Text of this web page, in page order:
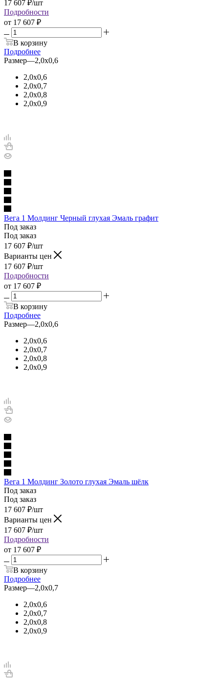
17 607 ₽/шт
Подробности
от 17 607 ₽
В корзину
Подробнее
Размер—2,0х0,6
2,0х0,6
2,0х0,7
2,0х0,8
2,0х0,9
Вега 1 Молдинг Черный глухая Эмаль графит
Под заказ
Под заказ
17 607 ₽/шт
Варианты цен
17 607 ₽/шт
Подробности
от 17 607 ₽
В корзину
Подробнее
Размер—2,0х0,6
2,0х0,6
2,0х0,7
2,0х0,8
2,0х0,9
Вега 1 Молдинг Золото глухая Эмаль шёлк
Под заказ
Под заказ
17 607 ₽/шт
Варианты цен
17 607 ₽/шт
Подробности
от 17 607 ₽
В корзину
Подробнее
Размер—2,0х0,7
2,0х0,6
2,0х0,7
2,0х0,8
2,0х0,9